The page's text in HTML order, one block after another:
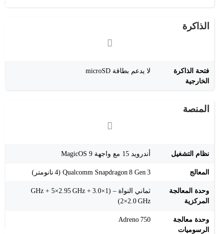
الذاكرة
فتحة الذاكرة
الخارجية
لا يدعم بطاقة microSD
المنصة
نظام التشغيل أندرويد 15 مع واجهة MagicOS 9
المعالج Qualcomm Snapdragon 8 Gen 3 (4 نانومتر)
وحدة المعالجة
المركزية
ثماني النواة – (1×3.0 GHz + 5×2.95 GHz +
2×2.0 GHz)
وحدة معالجة
الرسوميات
Adreno 750